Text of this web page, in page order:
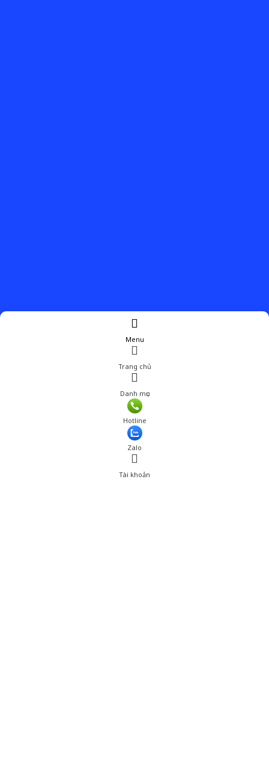
Menu
Trang chủ
Danh mục
Hotline
Zalo
Tài khoản